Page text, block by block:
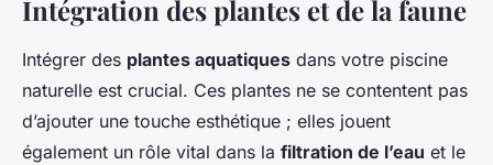
Intégration des plantes et de la faune
Intégrer des plantes aquatiques dans votre piscine
naturelle est crucial. Ces plantes ne se contentent pas
d’ajouter une touche esthétique ; elles jouent
également un rôle vital dans la filtration de l’eau et le